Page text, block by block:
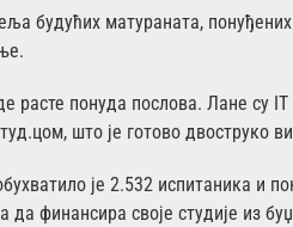
будућих матураната,
расте понуда послова. Лане су
што је готово двоструко
је 2.532 испитаника и
да финансира своје студије из